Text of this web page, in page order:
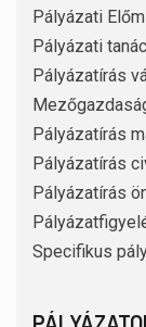
Pályázati
Pályázati
Pályázatírás
Pályázatírás
Pályázatírás
Pályázatírás
Specifikus